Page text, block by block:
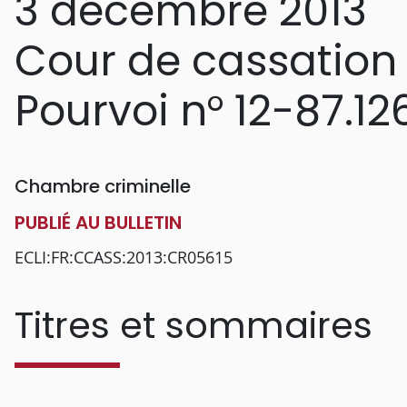
Cour de cassation
Pourvoi n° 12-
Chambre criminelle
PUBLIÉ AU BULLETIN
ECLI:FR:CCASS:2013:CR05615
Titres et sommaires